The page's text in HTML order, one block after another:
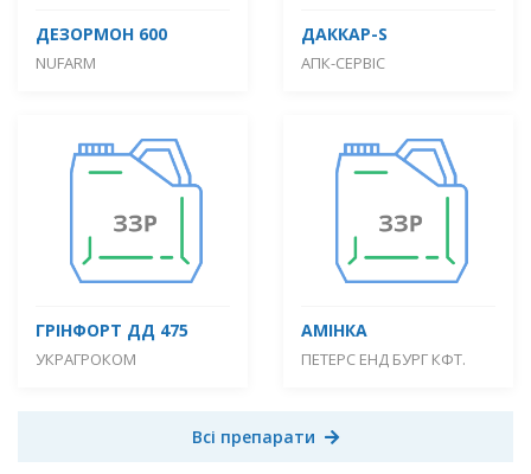
ДЕЗОРМОН 600
NUFARM
ДАККАР-S
АПК-СЕРВІС
ГРІНФОРТ ДД 475
УКРАГРОКОМ
АМІНКА
ПЕТЕРС ЕНД БУРГ КФТ.
Всі препарати